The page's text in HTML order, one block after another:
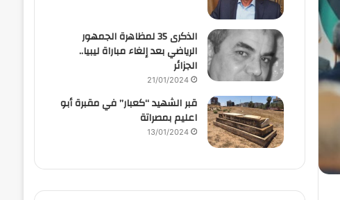
الذكرى 35 لمظاهرة الجمهور
الرياضي بعد إلغاء مباراة ليبيا..
الجزائر
21/01/2024
قبر الشهيد “كعبار” في مقبرة أبو
اعليم بمصراتة
13/01/2024